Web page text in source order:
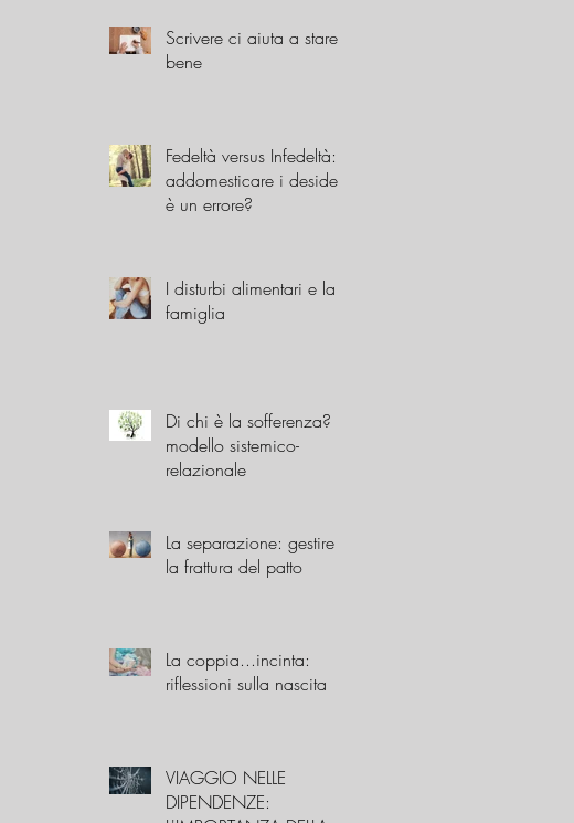
Scrivere ci aiuta a stare
bene
Fedeltà versus Infedeltà:
addomesticare i desideri
è un errore?
I disturbi alimentari e la
famiglia
Di chi è la sofferenza? Il
modello sistemico-
relazionale
La separazione: gestire
la frattura del patto
La coppia...incinta:
riflessioni sulla nascita
VIAGGIO NELLE
DIPENDENZE: